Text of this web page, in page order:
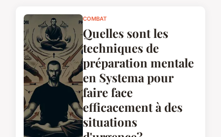
COMBAT
Quelles sont les
techniques de
préparation mentale
en Systema pour
faire face
efficacement à des
situations